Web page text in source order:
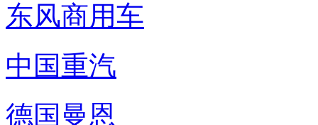
东风商用车
中国重汽
德国曼恩